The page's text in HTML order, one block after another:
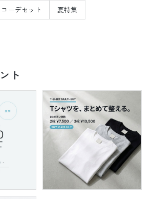
コーデセット
夏特集
ト